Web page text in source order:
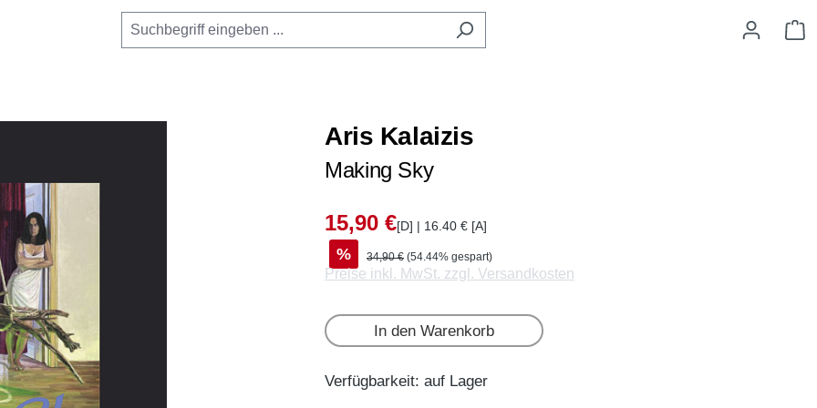
Aris Kalaizis
Making Sky
15,90 €[D] | 16.40 € [A]
% 34,90 € (54.44% gespart)
Preise inkl. MwSt. zzgl. Versandkosten
In den Warenkorb
Verfügbarkeit: auf Lager